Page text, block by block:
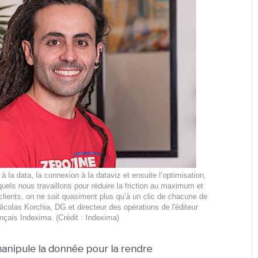
la data, la connexion à la dataviz et ensuite l’optimisation,
nous travaillons pour réduire la friction au maximum et
on ne soit quasiment plus qu’à un clic de chacune de
Korchia, DG et directeur des opérations de l'éditeur
Indexima. (Crédit : Indexima)
la donnée pour la rendre